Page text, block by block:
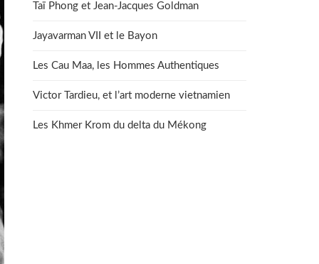
Taï Phong et Jean-Jacques Goldman
Jayavarman VII et le Bayon
Les Cau Maa, les Hommes Authentiques
Victor Tardieu, et l’art moderne vietnamien
Les Khmer Krom du delta du Mékong